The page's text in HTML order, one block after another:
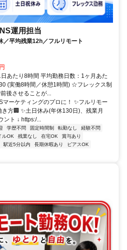
運用担当
／平均残業12h／フルリモート
あたり8時間 平均勤務日数：1ヶ月あた
(実働8時間／休憩1時間) ☆フレックス制
後させることが...
マーケティングのプロに！ ✨フルリモー
方🏢 ✨土日休み(年休130日)、残業月
ント ↓ https:/...
学歴不問 固定時間制 転勤なし
経験不問
ルOK 残業なし 在宅OK
賞与あり
駅近5分以内 長期休暇あり
ピアスOK